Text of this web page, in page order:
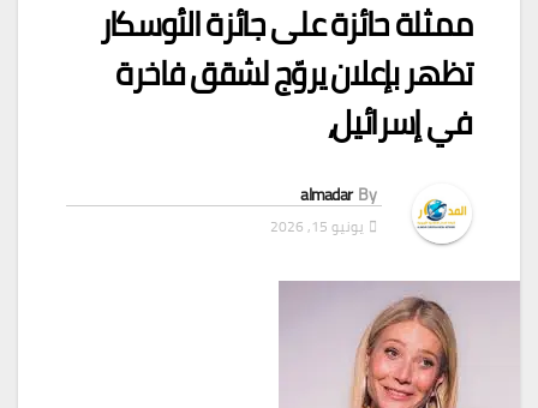
ممثلة حائزة على جائزة الأوسكار
تظهر بإعلان يروّج لشقق فاخرة
في إسرائيل،
By
almadar
يونيو 15, 2026